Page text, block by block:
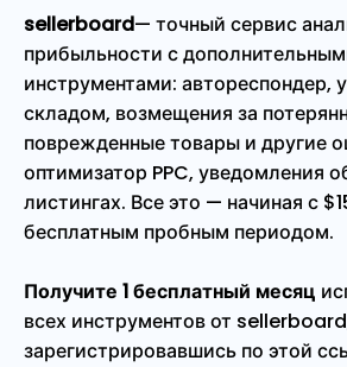
sellerboard— точный сервис
прибыльности с
инструментами: автореспондер,
складом, возмещения за
поврежденные товары и другие
оптимизатор PPC, уведомления
листингах. Все это — начиная с
бесплатным пробным периодом.
Получите 1 бесплатный месяц
всех инструментов от
зарегистрировавшись по этой